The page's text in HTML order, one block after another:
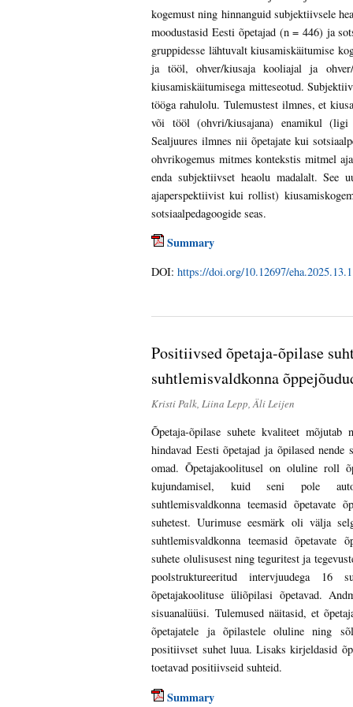
kogemust ning hinnanguid subjektiivsele
moodustasid Eesti õpetajad (n = 446) ja
gruppidesse lähtuvalt kiusamiskäitumise
ja tööl, ohver/kiusaja kooliajal ja
kiusamiskäitumisega mitteseotud.
tööga rahulolu. Tulemustest ilmnes, et
või tööl (ohvri/kiusajana) enamikul (ligi
Sealjuures ilmnes nii õpetajate kui
ohvrikogemus mitmes kontekstis mitmel
enda subjektiivset heaolu madalalt. See
ajaperspektiivist kui rollist)
sotsiaalpedagoogide seas.
Summary
DOI:https://doi.org/10.12697/
Positiivsed õpetaja-õpilase
suhtlemisvaldkonna
Kristi Palk, Liina Lepp, Äli Leijen
Õpetaja-õpilase suhete kvaliteet
hindavad Eesti õpetajad ja õpilased
omad. Õpetajakoolitusel on oluline roll
kujundamisel, kuid seni pole
suhtlemisvaldkonna teemasid õpetavate
suhetest. Uurimuse eesmärk oli välja
suhtlemisvaldkonna teemasid õpetavate
suhete olulisusest ning teguritest ja
poolstruktureeritud intervjuudega 16
õpetajakoolituse üliõpilasi õpetavad.
sisuanalüüsi. Tulemused näitasid, et
õpetajatele ja õpilastele oluline ning
positiivset suhet luua. Lisaks kirjeldasid
toetavad positiivseid suhteid.
Summary